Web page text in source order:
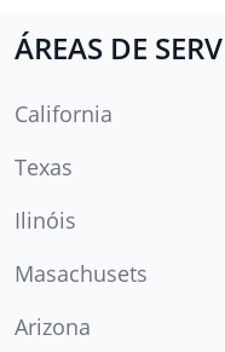
ÁREAS DE
California
Texas
Ilinóis
Masachusets
Arizona